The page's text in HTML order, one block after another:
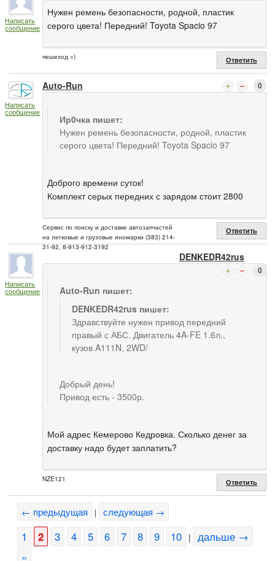
Написать
сообщение
Нужен ремень безопасности, родной, пластик
серого цвета! Передний! Toyota Spacio 97
пешеход =) Ответить
Написать
сообщение
Auto-Run 0
Ир0чка пишет:
Нужен ремень безопасности, родной, пластик
серого цвета! Передний! Toyota Spacio 97
Доброго времени суток!
Комплект серых передних с зарядом стоит 2800
Сервис по поиску и доставке автозапчастей
на легковые и грузовые иномарки (383) 214-
31-92, 8-913-912-3192
Ответить
Написать
сообщение
DENKEDR42rus
0
Auto-Run пишет:
DENKEDR42rus пишет:
Здравствуйте нужен привод передний
правый с АБС. Двигатель 4A-FE 1.6л.,
кузов A111N, 2WD/
Добрый день!
Привод есть - 3500р.
Мой адрес Кемерово Кедровка. Сколько денег за
доставку надо будет заплатить?
NZE121 Ответить
← предыдущая | следующая →
1 2 3 4 5 6 7 8 9 10 | дальше →
»